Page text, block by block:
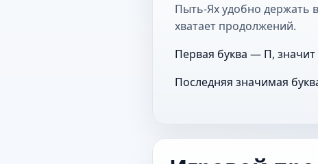
Пыть-Ях удобно держать
хватает продолжений.
Первая буква — П,
Последняя значимая